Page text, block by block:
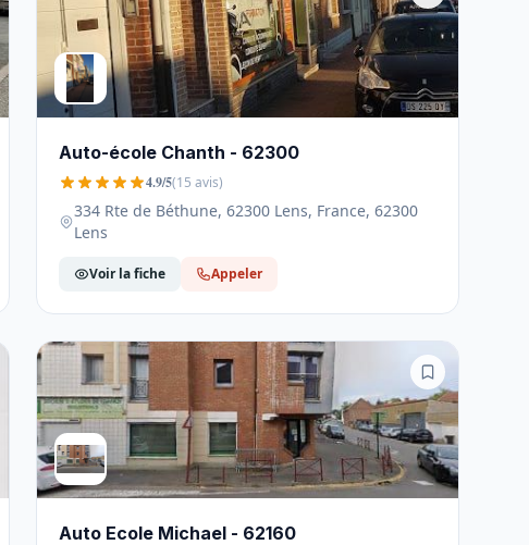
Auto-école Chanth - 62300
4.9/5(15 avis)
334 Rte de Béthune, 62300 Lens, France, 62300
Lens
Voir la fiche Appeler
Auto Ecole Michael - 62160